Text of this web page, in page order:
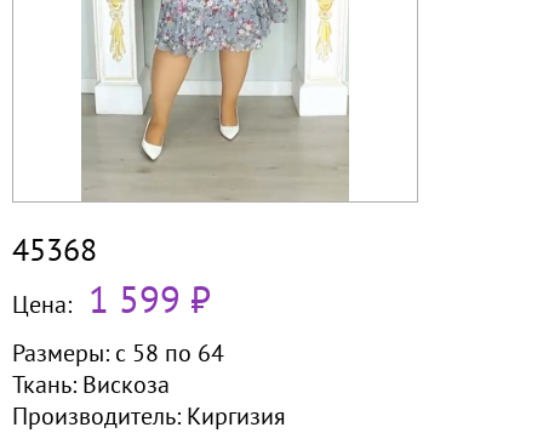
45368
Цена: 1 599 ₽
Размеры: с 58 по 64
Ткань: Вискоза
Производитель: Киргизия